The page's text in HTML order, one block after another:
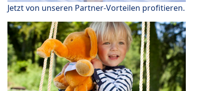
Jetzt von unseren Partner-Vorteilen profitieren.